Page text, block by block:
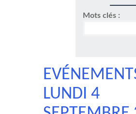
Mots clés :
LUNDI 4